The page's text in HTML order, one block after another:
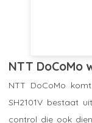
NTT
NTT DoCoMo
SH2101V bestaat
control die ook